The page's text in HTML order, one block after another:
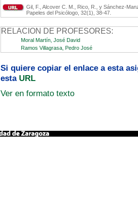
Gil, F., Alcover C. M., Rico, R., y Sánchez-
Papeles del Psicólogo, 32(1), 38-47.
RELACION DE PROFESORES:
Moral Martín, José David
Ramos Villagrasa, Pedro José
Si quiere copiar el enlace a esta
esta URL
Ver en formato texto